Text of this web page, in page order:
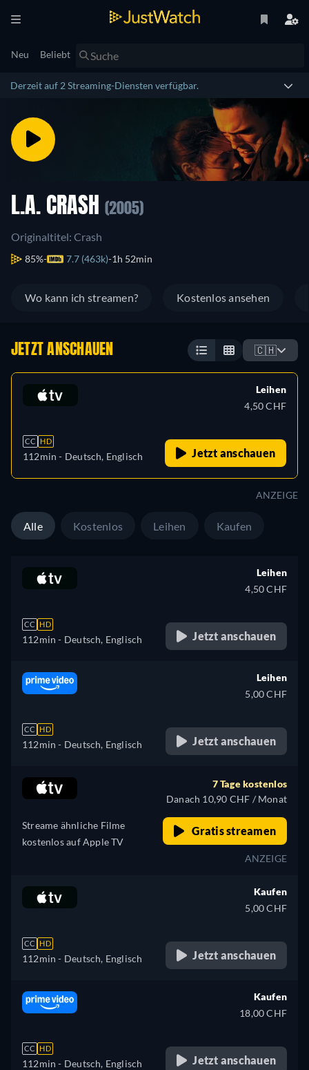
Neu Beliebt
Derzeit auf 2 Streaming-Diensten verfügbar.
L.A. CRASH (2005)
Originaltitel: Crash
85% 7.7 (463k) 1h 52min
Wo kann ich streamen? Kostenlos ansehen
JETZT ANSCHAUEN 🇨🇭
CC HD
112min - Deutsch, Englisch
Leihen
4,50 CHF
Jetzt anschauen
ANZEIGE
Alle Kostenlos Leihen Kaufen
CC HD
112min - Deutsch, Englisch
Leihen
4,50 CHF
Jetzt anschauen
CC HD
112min - Deutsch, Englisch
Leihen
5,00 CHF
Jetzt anschauen
Streame ähnliche Filme
kostenlos auf Apple TV
7 Tage kostenlos
Danach 10,90 CHF / Monat
Gratis streamen
ANZEIGE
CC HD
112min - Deutsch, Englisch
Kaufen
5,00 CHF
Jetzt anschauen
CC HD
112min - Deutsch, Englisch
Kaufen
18,00 CHF
Jetzt anschauen